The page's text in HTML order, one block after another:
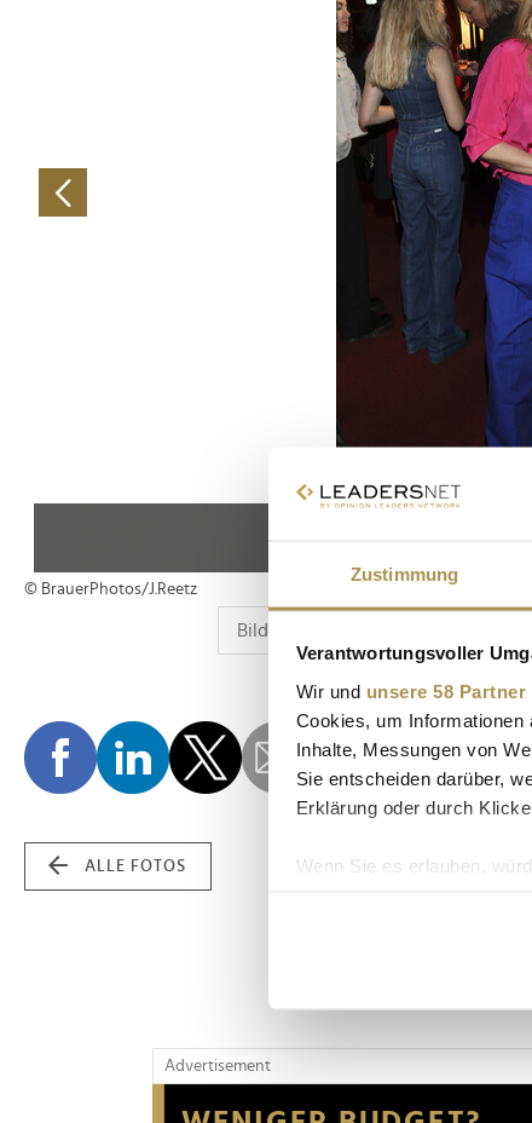
Zustimmung
Verantwortungsvoller
Wir und unsere 58 Partner
Cookies, um Informationen
Inhalte, Messungen von
Sie entscheiden darüber,
Erklärung oder durch
Wenn Sie es erlauben,
Erfahren Sie mehr
Wir verwenden Cookies,
Website an unsere Partner
© BrauerPhotos/J.Reetz
ALLE FOTOS
Advertisement